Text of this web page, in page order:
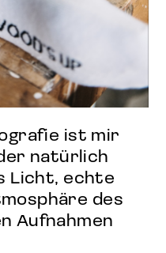
ist mir
natürlich
Licht, echte
des
Aufnahmen